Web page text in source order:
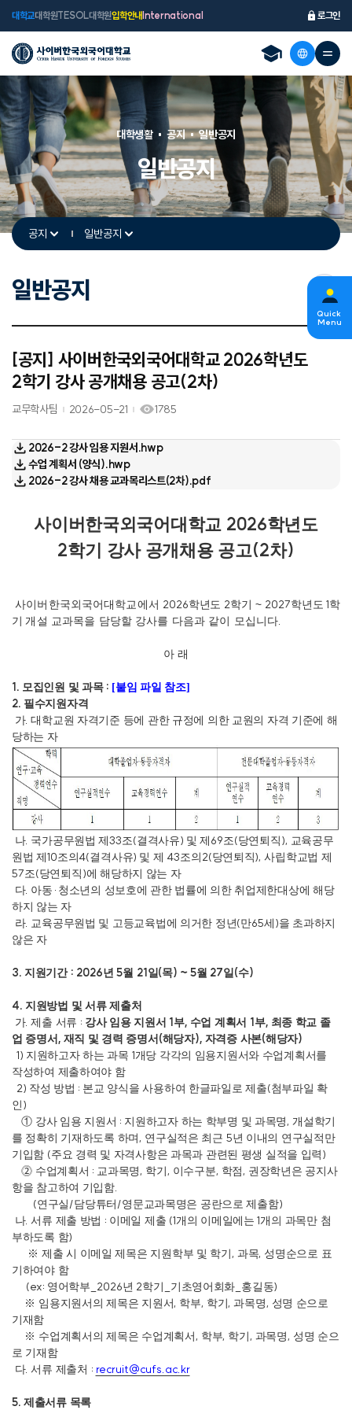
대학교대학원TESOL대학원입학안내 International 로그인
일반공지
대학생활 공지 일반공지
공지 일반공지
일반공지
[공지] 사이버한국외국어대학교 2026학년도
2학기 강사 공개채용 공고(2차)
교무학사팀 2026-05-21 1785
2026-2 강사 임용 지원서.hwp
수업 계획서 (양식).hwp
2026-2 강사 채용 교과목리스트(2차).pdf
사이버한국외국어대학교 2026학년도
2학기 강사 공개채용 공고(2차)
사이버한국외국어대학교에서 2026학년도 2학기 ~ 2027학년도 1학
기개설 교과목을 담당할 강사를 다음과 같이 모십니다.
아 래
1. 모집인원 및 과목 : [붙임 파일 참조]
2. 필수지원자격
가.대학교원 자격기준 등에 관한 규정에 의한 교원의 자격 기준에 해
당하는 자
나. 국가공무원법 제33조(결격사유) 및 제 69조(당연퇴직 ), 교육공무
원법 제 10조의 4(결격사유) 및 제 43조의 2(당연퇴직),사립학교법 제
57조(당연퇴직 )에 해당하지 않는 자
다. 아동 · 청소년의 성보호에 관한 법률에 의한 취업제한대상에 해당
하지 않는 자
라. 교육공무원법 및 고등교육법에 의거한 정년(만65세 )을 초과하지
않은 자
3. 지원기간 : 2026년5월 21일(목) ~ 5월 27일 (수)
4. 지원방법 및 서류 제출처
가.제출 서류 : 강사 임용 지원서 1부, 수업 계획서 1부, 최종 학교 졸
업 증명서 , 재직 및 경력 증명서 (해당자), 자격증 사본(해당자)
1) 지원하고자 하는 과목 1개당 각각의 임용지원서와 수업계획서를
작성하여 제출하여야 함
2) 작성 방법 : 본교 양식을 사용하여 한글파일로 제출(첨부파일 확
인 )
① 강사 임용 지원서 : 지원하고자 하는 학부명 및 과목명,개설학기
를 정확히 기재하도록 하며, 연구실적은 최근 5년 이내의 연구실적만
기입함 (주요 경력 및 자격사항은 과목과 관련된 평생 실적을 입력 )
⓶ 수업계획서 : 교과목명, 학기 , 이수구분, 학점, 권장학년은 공지사
항을 참고하여 기입함.
(연구실 /담당튜터 /영문교과목명은 공란으로 제출함)
나.서류 제출 방법 : 이메일 제출 (1개의 이메일에는1개의 과목만 첨
부하도록 함)
※ 제출 시 이메일 제목은 지원학부 및 학기 , 과목, 성명순으로 표
기하여야 함
(ex: 영어학부 _2026년 2학기 기초영어회화 홍길동)
※ 임용지원서의 제목은 지원서, 학부, 학기,과목명, 성명 순으로
기재함
※ 수업계획서의 제목은 수업계획서 , 학부, 학기 , 과목명, 성명 순으
로 기재함
다.서류 제출처 : recruit@cufs.ac.kr
5. 제출서류 목록
Quick
Menu